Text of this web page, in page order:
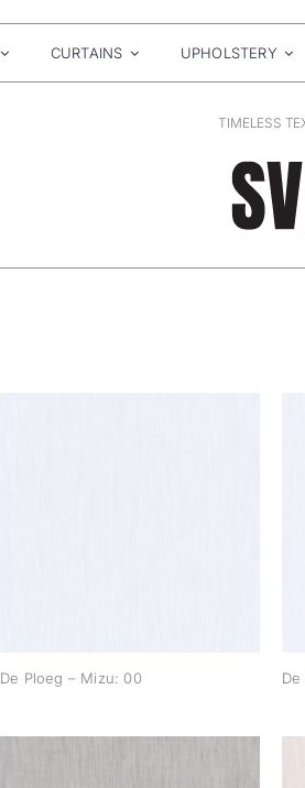
CURTAINS UPHOLSTERY
TIMELESS
De Ploeg – Mizu: 00